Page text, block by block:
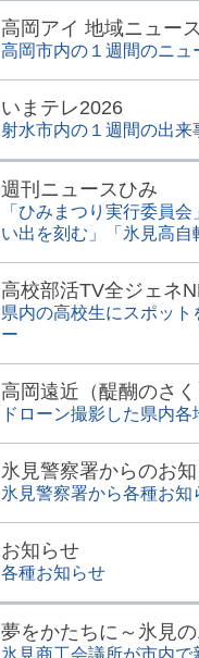
高岡アイ 地域ニュー
高岡市内の１週間のニ
いまテレ2026
射水市内の１週間の出
週刊ニュースひみ
「ひみまつり実行委員
い出を刻む」「氷見高
高校部活TV全ジェネ
県内の高校生にスポッ
ー
高岡遠近（醍醐のさく
ドローン撮影した県内
氷見警察署からのお
氷見警察署から各種お知
お知らせ
各種お知らせ
夢をかたちに～氷見
氷見商工会議所が市内で